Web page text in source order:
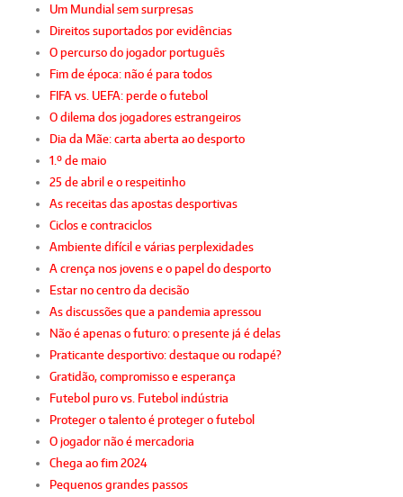
Um Mundial sem surpresas
Direitos suportados por evidências
O percurso do jogador português
Fim de época: não é para todos
FIFA vs. UEFA: perde o futebol
O dilema dos jogadores estrangeiros
Dia da Mãe: carta aberta ao desporto
1.º de maio
25 de abril e o respeitinho
As receitas das apostas desportivas
Ciclos e contraciclos
Ambiente difícil e várias perplexidades
A crença nos jovens e o papel do desporto
Estar no centro da decisão
As discussões que a pandemia apressou
Não é apenas o futuro: o presente já é delas
Praticante desportivo: destaque ou rodapé?
Gratidão, compromisso e esperança
Futebol puro vs. Futebol indústria
Proteger o talento é proteger o futebol
O jogador não é mercadoria
Chega ao fim 2024
Pequenos grandes passos